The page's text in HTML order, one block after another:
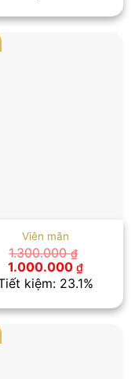
Viên mãn
1.300.000₫
Giá
gốc
là:
1.000.000 ₫Giá
hiện
tại
kiệm: 23.1%